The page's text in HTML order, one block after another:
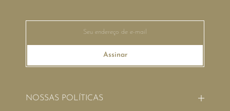
Assinar
NOSSAS POLÍTICAS